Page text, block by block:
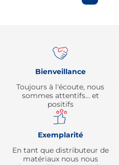
Bienveillance
Toujours à l'écoute, nous
sommes attentifs… et
positifs
Exemplarité
En tant que distributeur de
matériaux nous nous